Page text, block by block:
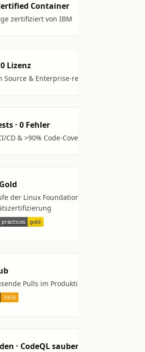
Container
zertifiziert von IBM
Lizenz
Source & Enterprise-ready
· 0 Fehler
CD & >90% Code-Coverage
der Linux Foundation Sicherheits-
Pulls im Produktionseinsatz
· CodeQL sauber